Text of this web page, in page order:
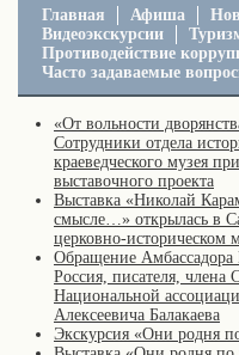
Главная Афиша
Видеоэкскурсии
Противодействие
Часто задаваемые
«От вольности
Сотрудники отдела
краеведческого музея
выставочного проекта
Выставка «Николай
смысле…» открылась в
церковно-историческом
Обращение
Россия, писателя, члена
Национальной
Алексеевича Балакаева
Экскурсия «Они родня